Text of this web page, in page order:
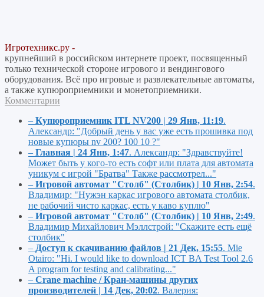
Игротехникс.ру -
крупнейший в российском интернете проект, посвященный
только технической стороне игрового и вендингового
оборудования. Всё про игровые и развлекательные автоматы,
а также купюроприемники и монетоприемники.
Комментарии
– Купюроприемник ITL NV200 | 29 Янв, 11:19.
Александр: "Добрый день у вас уже есть прошивка под
новые купюры nv 200? 100 10 ?"
– Главная | 24 Янв, 1:47. Александр: "Здравствуйте!
Может быть у кого-то есть софт или плата для автомата
уникум с игрой "Братва" Также рассмотрел..."
– Игровой автомат "Столб" (Столбик) | 10 Янв, 2:54.
Владимир: "Нужэн каркас игрового автомата столбик,
не рабочий чисто каркас, есть у каво куплю"
– Игровой автомат "Столб" (Столбик) | 10 Янв, 2:49.
Владимир Михайлович Мэллстрой: "Скажите есть ещё
столбик"
– Доступ к скачиванию файлов | 21 Дек, 15:55. Mie
Otairo: "Hi. I would like to download ICT BA Test Tool 2.6
A program for testing and calibrating..."
– Crane machine / Кран-машины других
производителей | 14 Дек, 20:02. Валерия: